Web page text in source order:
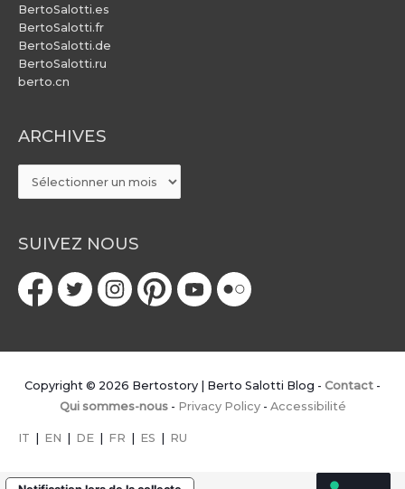
BertoSalotti.es
BertoSalotti.fr
BertoSalotti.de
BertoSalotti.ru
berto.cn
ARCHIVES
ARCHIVES
SUIVEZ NOUS
Copyright © 2026 Bertostory | Berto Salotti Blog - Contact -
Qui sommes-nous- Privacy Policy- Accessibilité
IT EN DE FR ES RU